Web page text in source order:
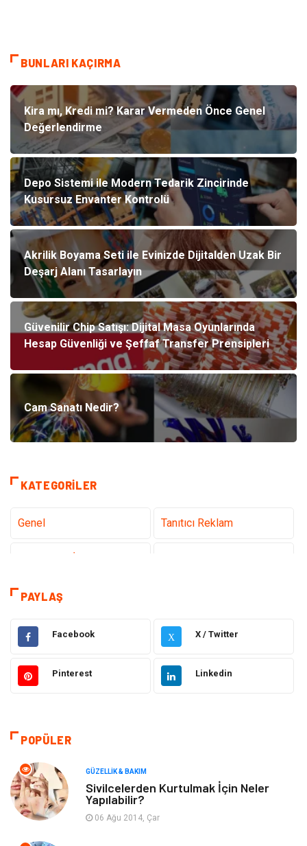
BUNLARI KAÇIRMA
Kira mı, Kredi mi? Karar Vermeden Önce Genel
Değerlendirme
Depo Sistemi ile Modern Tedarik Zincirinde
Kusursuz Envanter Kontrolü
Akrilik Boyama Seti ile Evinizde Dijitalden Uzak Bir
Deşarj Alanı Tasarlayın
Güvenilir Chip Satışı: Dijital Masa Oyunlarında
Hesap Güvenliği ve Şeffaf Transfer Prensipleri
Cam Sanatı Nedir?
KATEGORILER
Genel Tanıtıcı Reklam
Eğitim & Kariyer
Gündem Hukuk
Moda Sağlıklı Yaşam
Bilgisayar & Yazılım
Makine
Giyim
Yeme & İçme
PAYLAŞ
Facebook X X / Twitter
Pinterest Linkedin
POPÜLER
GÜZELLIK & BAKIM
Sivilcelerden Kurtulmak İçin Neler
Yapılabilir?
06 Ağu 2014, Çar